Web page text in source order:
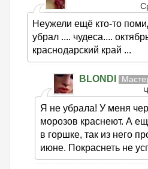
Неужели ещё кто-то
убрал .... чудеса....
краснодарский край ...
BLONDI
Я не убрала! У меня
морозов краснеют. А
в горшке, так из него
июне. Покраснеть не